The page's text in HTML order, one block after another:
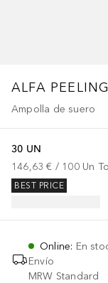
ALFA
Ampolla de suero
30 UN
146,63 € / 100 Un
BEST PRICE
Online: En
Envío
MRW Standard